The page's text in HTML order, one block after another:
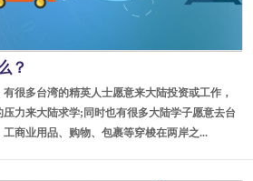
？
很多台湾的精英人士愿意来大陆投资或工作，
力来大陆求学;同时也有很多大陆学子愿意去台
商业用品、购物、包裹等穿梭在两岸之...